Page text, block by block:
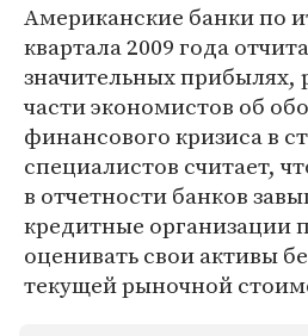
Американские банки по
квартала 2009 года
значительных прибылях,
части экономистов об
финансового кризиса в
специалистов считает,
в отчетности банков
кредитные организации
оценивать свои активы
текущей рыночной